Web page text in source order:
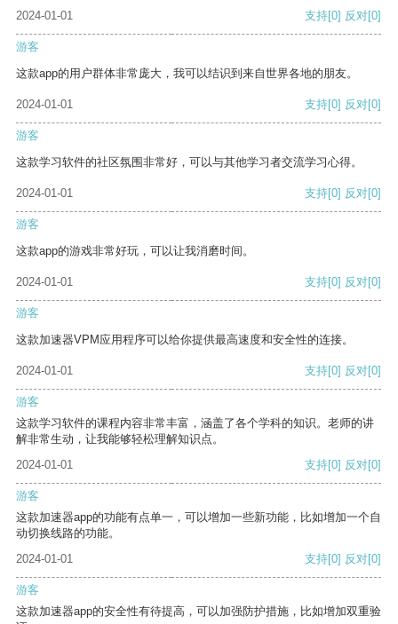
2024-01-01 支持[0] 反对[0]
游客
这款app的用户群体非常庞大，我可以结识到来自世界各地的朋友。
2024-01-01 支持[0] 反对[0]
游客
这款学习软件的社区氛围非常好，可以与其他学习者交流学习心得。
2024-01-01 支持[0] 反对[0]
游客
这款app的游戏非常好玩，可以让我消磨时间。
2024-01-01 支持[0] 反对[0]
游客
这款加速器VPM应用程序可以给你提供最高速度和安全性的连接。
2024-01-01 支持[0] 反对[0]
游客
这款学习软件的课程内容非常丰富，涵盖了各个学科的知识。老师的讲
解非常生动，让我能够轻松理解知识点。
2024-01-01
支持[0] 反对[0]
游客
这款加速器app的功能有点单一，可以增加一些新功能，比如增加一个自
动切换线路的功能。
2024-01-01
支持[0] 反对[0]
游客
这款加速器app的安全性有待提高，可以加强防护措施，比如增加双重验